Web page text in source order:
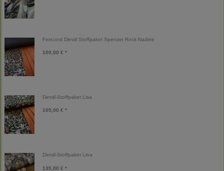
Feincord Dirndl Stoffpaket Spenzer Rock Nadine
100,00 € *
Dirndl-Stoffpaket Lisa
105,00 € *
Dirndl-Stoffpaket Lina
135,00 € *